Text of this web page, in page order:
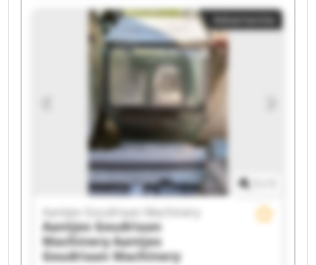
Goudriaan Machinery Aantjes Goudriaan
Machinery Aantjes Goudriaan Machinery
Aantjes Goudriaan Machinery Aantjes
Goudriaan Machinery Aantjes Goudriaan
Machinery Aantjes Goudriaan Machinery
Aantjes Goudriaan Machinery Aantjes
Goudriaan Machinery Aantjes Goudriaan
Machinery Aantjes Goudriaan Machinery
Aantjes Goudriaan Machinery Aantjes
Goudriaan Machinery Aantjes Goudriaan
Machinery Aantjes Goudriaan Machinery
Advertentie
Aantjes Goudriaan Machinery
Aantjes Goudriaan
MachineryAantjes
Goudriaan Machinery